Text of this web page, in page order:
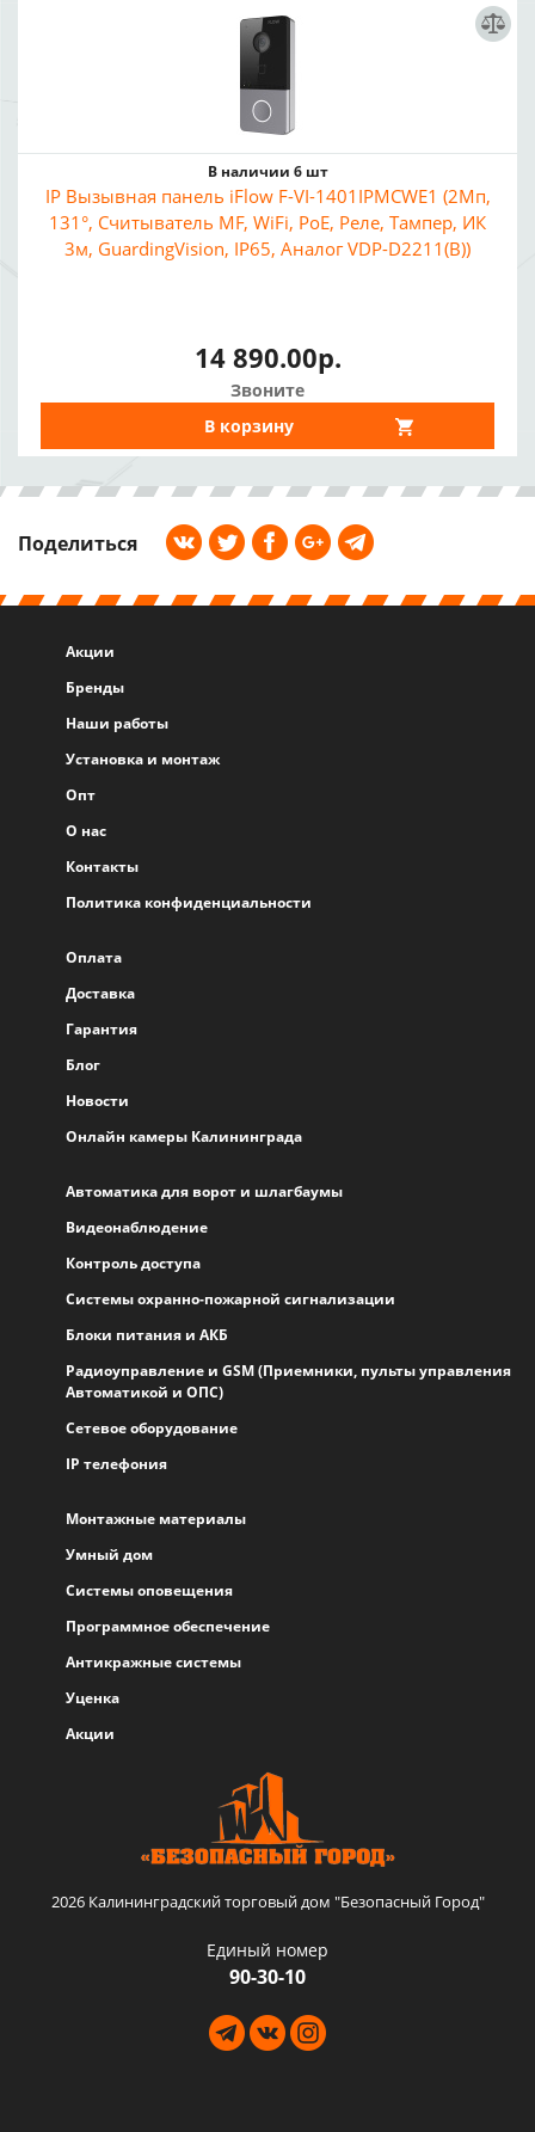
В наличии 6 шт
IP Вызывная панель iFlow F-VI-1401IPMCWE1 (2Мп,
131°, Считыватель MF, WiFi, PoE, Реле, Тампер, ИК
3м, GuardingVision, IP65, Аналог VDP-D2211(B))
14 890.00р.
Звоните
В корзину
Поделиться
Акции
Бренды
Наши работы
Установка и монтаж
Опт
О нас
Контакты
Политика конфиденциальности
Оплата
Доставка
Гарантия
Блог
Новости
Онлайн камеры Калининграда
Автоматика для ворот и шлагбаумы
Видеонаблюдение
Контроль доступа
Системы охранно-пожарной сигнализации
Блоки питания и АКБ
Радиоуправление и GSM (Приемники, пульты управления
Автоматикой и ОПС)
Сетевое оборудование
IP телефония
Монтажные материалы
Умный дом
Системы оповещения
Программное обеспечение
Антикражные системы
Уценка
Акции
2026 Калининградский торговый дом "Безопасный Город"
Единый номер
90-30-10